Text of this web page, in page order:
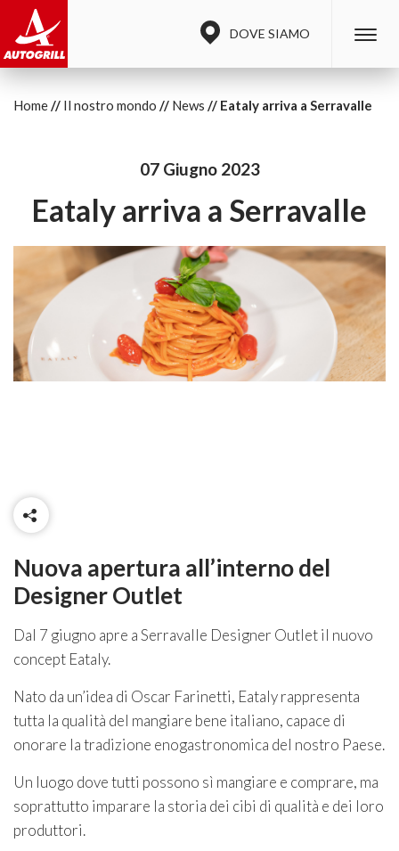
DOVE SIAMO
Home Il nostro mondo News Eataly arriva a Serravalle
07 Giugno 2023
Eataly arriva a Serravalle
Nuova apertura all’interno del
Designer Outlet
Dal 7 giugno apre a Serravalle Designer Outlet il nuovo
concept Eataly.
Nato da un’idea di Oscar Farinetti, Eataly rappresenta
tutta la qualità del mangiare bene italiano, capace di
onorare la tradizione enogastronomica del nostro Paese.
Un luogo dove tutti possono sì mangiare e comprare, ma
soprattutto imparare la storia dei cibi di qualità e dei loro
produttori.